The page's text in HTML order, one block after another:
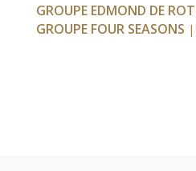
GROUPE EDMOND DE
GROUPE FOUR SEASONS |